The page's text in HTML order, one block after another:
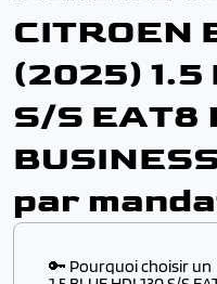
CITROEN
(2025) 1.5
S/S EAT8
par
🔑 Pourquoi choisir un